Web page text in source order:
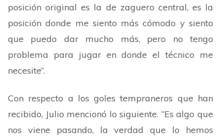
posición original es la de zaguero central, es la
posición donde me siento más cómodo y siento
que puedo dar mucho más, pero no tengo
problema para jugar en donde el técnico me
necesite”.
Con respecto a los goles tempraneros que han
recibido, Julio mencionó lo siguiente. “Es algo que
nos viene pasando, la verdad que lo hemos